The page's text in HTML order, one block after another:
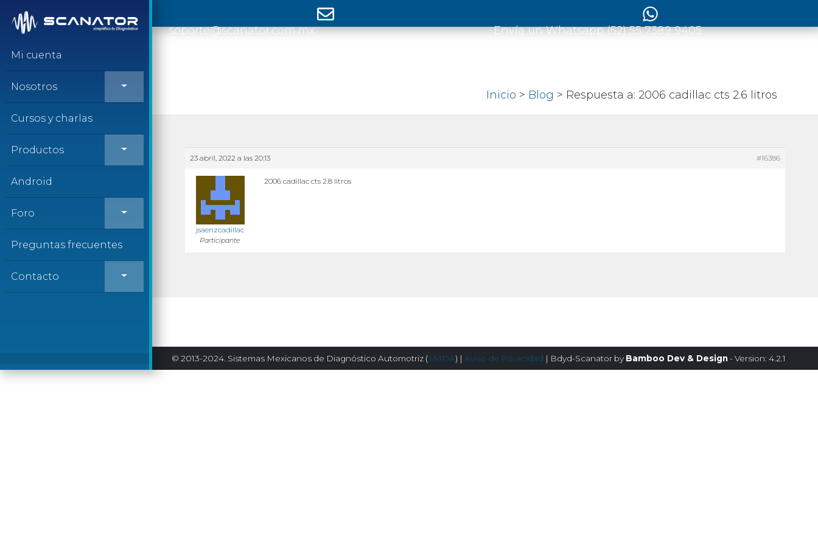
soporte@scanator.com.mx Envía un Whatsapp (52) 55 7389 9405
Saltar al contenido
Mi cuenta
Nosotros
Cursos y charlas
Productos
Android
Foro
Preguntas frecuentes
Contacto
Inicio > Blog > Respuesta a: 2006 cadillac cts 2.6 litros
23 abril, 2022 a las 20:13 #16386
jsaenzcadillac
Participante
2006 cadillac cts 2.8 litros
© 2013-2024. Sistemas Mexicanos de Diagnóstico Automotriz (SMDA) | Aviso de Privacidad | Bdyd-Scanator by Bamboo Dev & Design- Version: 4.2.1